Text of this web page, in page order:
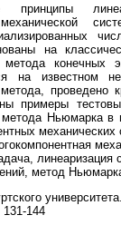
принципы
механической
на
конечных
на известном
проведено
примеры
метода Ньюмарка
механических
метод
144